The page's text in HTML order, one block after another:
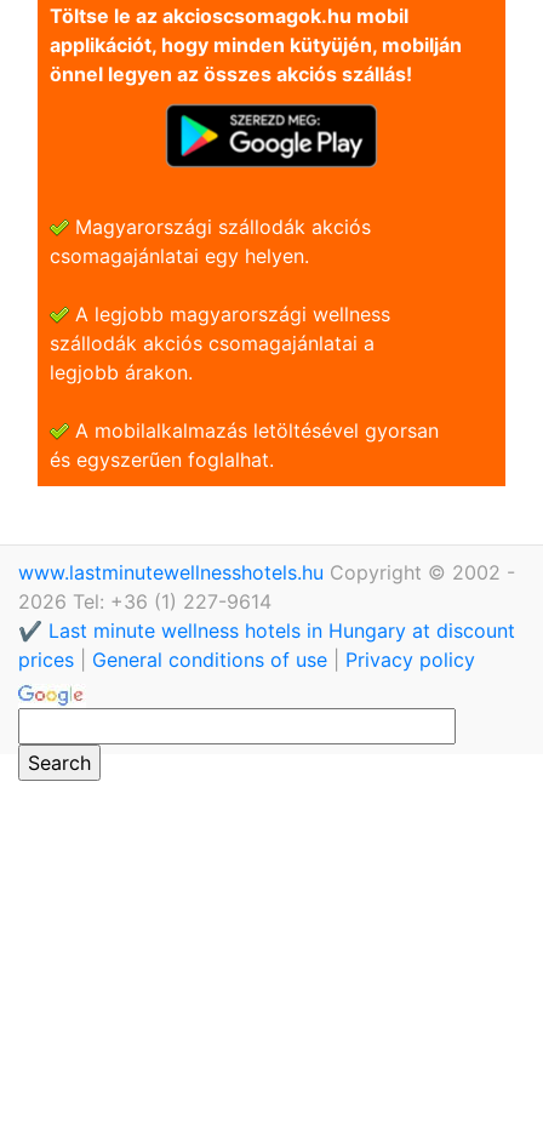
Töltse le az akcioscsomagok.hu mobil
applikációt, hogy minden kütyüjén, mobilján
önnel legyen az összes akciós szállás!
Magyarországi szállodák akciós
csomagajánlatai egy helyen.
A legjobb magyarországi wellness
szállodák akciós csomagajánlatai a
legjobb árakon.
A mobilalkalmazás letöltésével gyorsan
és egyszerũen foglalhat.
www.lastminutewellnesshotels.hu Copyright © 2002 -
2026 Tel: +36 (1) 227-9614
✔️ Last minute wellness hotels in Hungary at discount
prices
General conditions of use Privacy policy